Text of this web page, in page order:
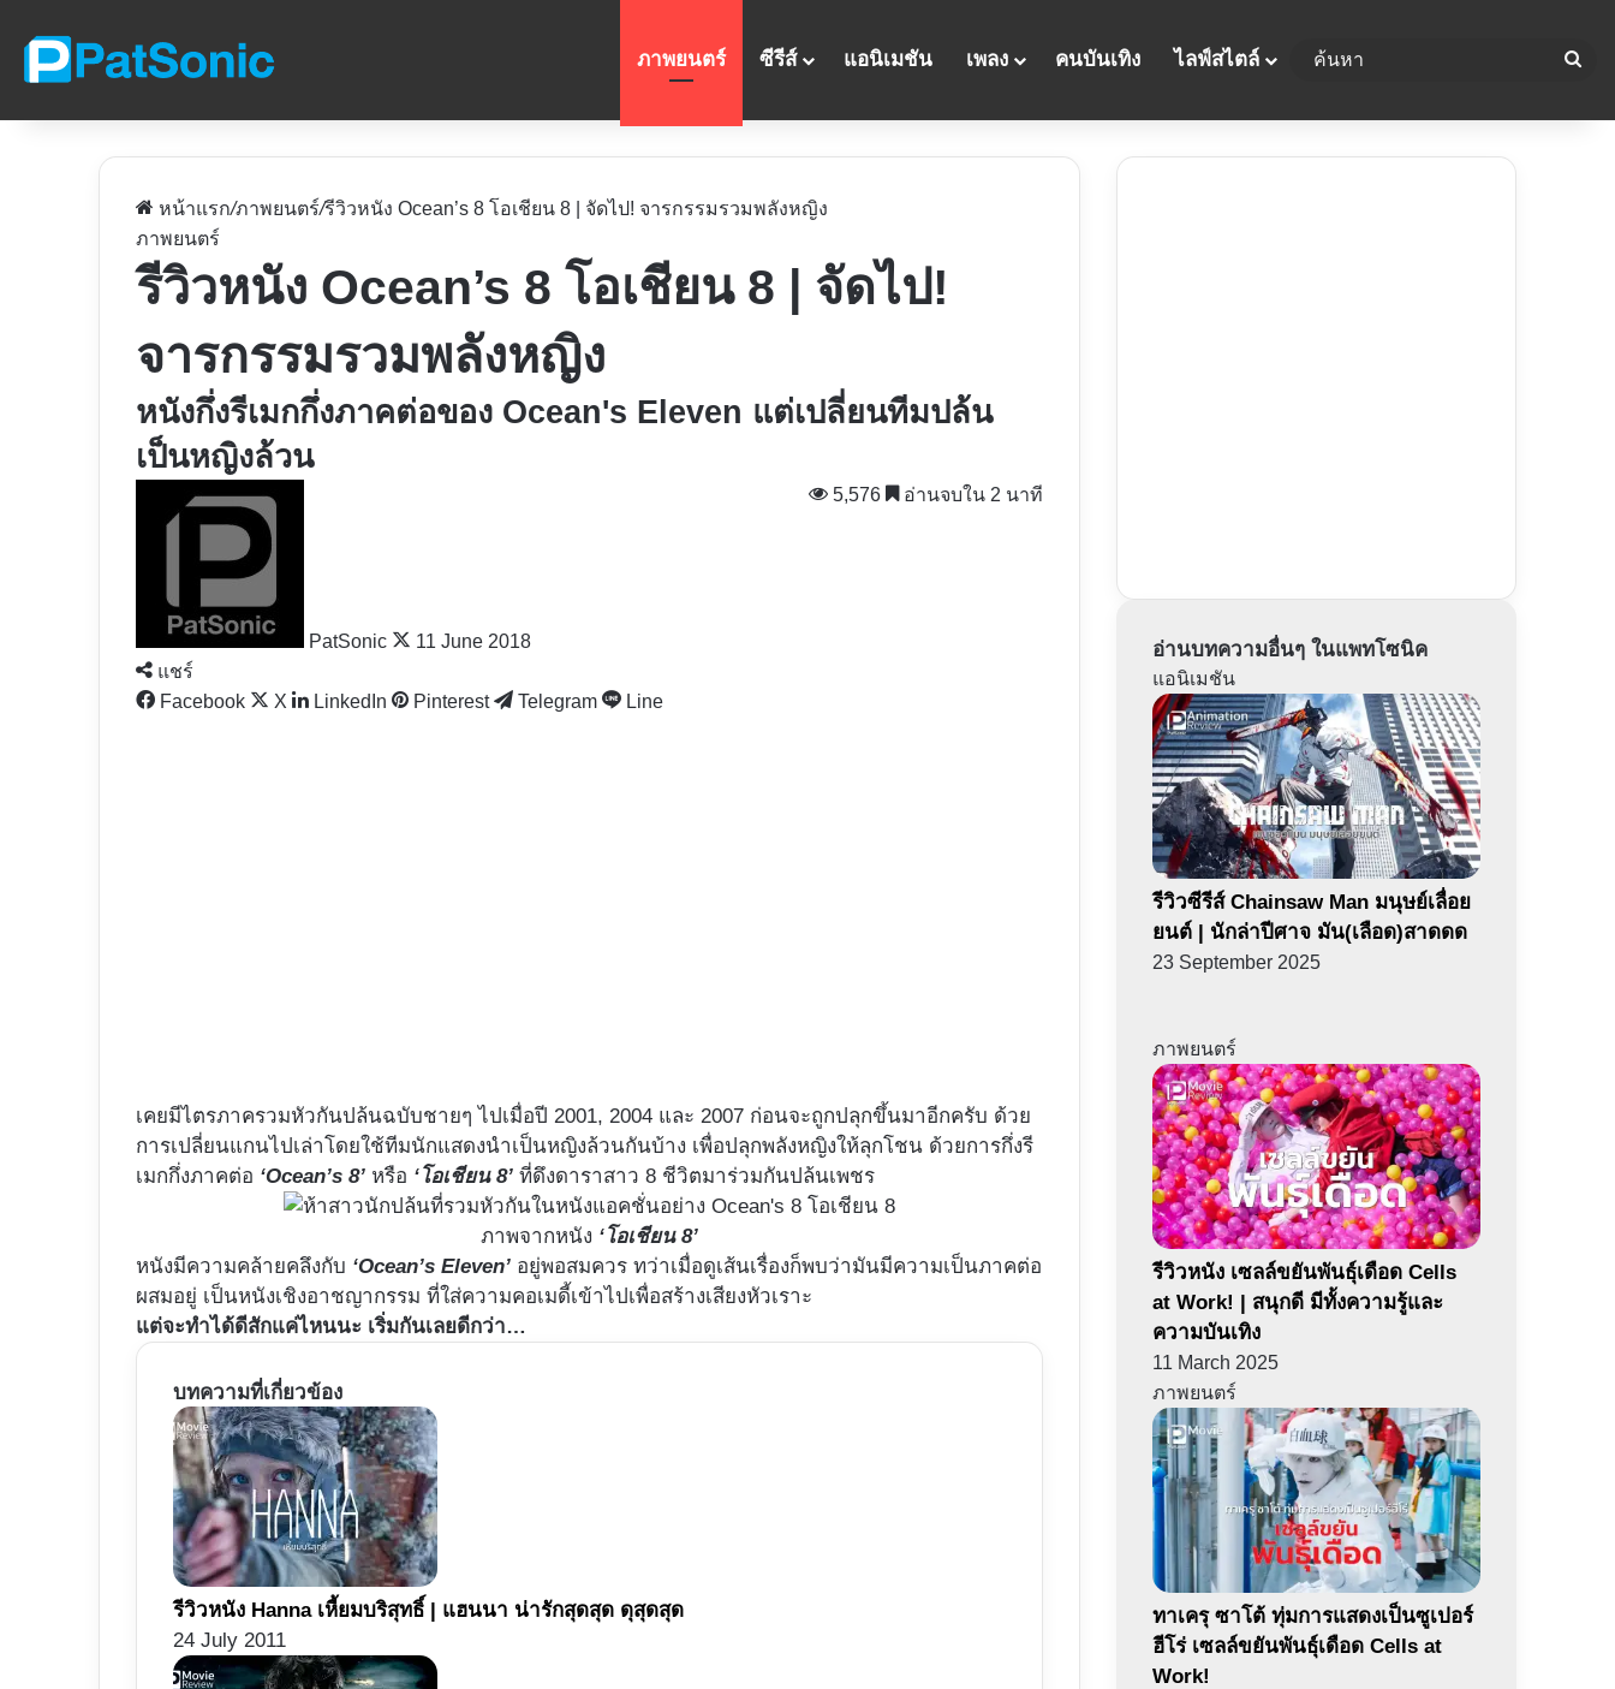
ภาพยนตร์ ซีรีส์ แอนิเมชัน เพลง คนบันเทิง ไลฟ์สไตล์
หน้าแรก/ภาพยนตร์/รีวิวหนัง Ocean’s 8 โอเชียน 8 | จัดไป! จารกรรมรวมพลังหญิง
ภาพยนตร์
รีวิวหนัง Ocean’s 8 โอเชียน 8 | จัดไป!
จารกรรมรวมพลังหญิง
หนังกึ่งรีเมกกึ่งภาคต่อของ Ocean's Eleven แต่เปลี่ยนทีมปล้น
เป็นหญิงล้วน
PatSonic 11 June 2018
5,576 อ่านจบใน 2 นาที
แชร์
Facebook
X LinkedIn Pinterest Telegram Line
เคยมีไตรภาครวมหัวกันปล้นฉบับชายๆ ไปเมื่อปี 2001, 2004 และ 2007 ก่อนจะถูกปลุกขึ้นมาอีกครับ ด้วย
การเปลี่ยนแกนไปเล่าโดยใช้ทีมนักแสดงนำเป็นหญิงล้วนกันบ้าง เพื่อปลุกพลังหญิงให้ลุกโชน ด้วยการกึ่งรี
เมกกึ่งภาคต่อ ‘Ocean’s 8’ หรือ ‘โอเชียน 8’ ที่ดึงดาราสาว 8 ชีวิตมาร่วมกันปล้นเพชร
ภาพจากหนัง ‘โอเชียน 8’
หนังมีความคล้ายคลึงกับ ‘Ocean’s Eleven’ อยู่พอสมควร ทว่าเมื่อดูเส้นเรื่องก็พบว่ามันมีความเป็นภาคต่อ
ผสมอยู่ เป็นหนังเชิงอาชญากรรม ที่ใส่ความคอเมดี้เข้าไปเพื่อสร้างเสียงหัวเราะ
แต่จะทำได้ดีสักแค่ไหนนะ เริ่มกันเลยดีกว่า…
บทความที่เกี่ยวข้อง
รีวิวหนัง Hanna เหี้ยมบริสุทธิ์ | แฮนนา น่ารักสุดสุด ดุสุดสุด
24 July 2011
อ่านบทความอื่นๆ ในแพทโซนิค
แอนิเมชัน
รีวิวซีรีส์ Chainsaw Man มนุษย์เลื่อย
ยนต์ | นักล่าปีศาจ มัน(เลือด)สาดดด
23 September 2025
ภาพยนตร์
รีวิวหนัง เซลล์ขยันพันธุ์เดือด Cells
at Work! | สนุกดี มีทั้งความรู้และ
ความบันเทิง
11 March 2025
ภาพยนตร์
ทาเครุ ซาโต้ ทุ่มการแสดงเป็นซูเปอร์
ฮีโร่ เซลล์ขยันพันธุ์เดือด Cells at
Work!